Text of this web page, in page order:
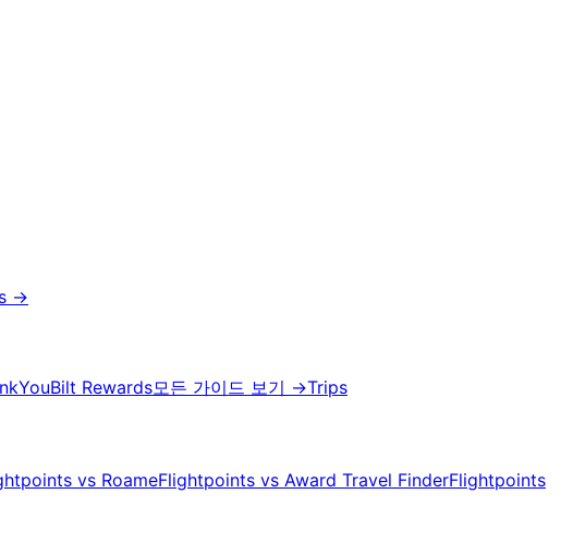
→
Bilt Rewards모든 가이드 보기 →Trips
vs RoameFlightpoints vs Award Travel FinderFlightpoints